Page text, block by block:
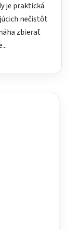
je praktická
nečistôt
zbierať